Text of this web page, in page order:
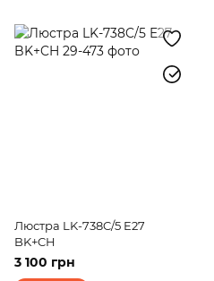
Люстра LK-738C/5 E27
BK+CH
3 100 грн